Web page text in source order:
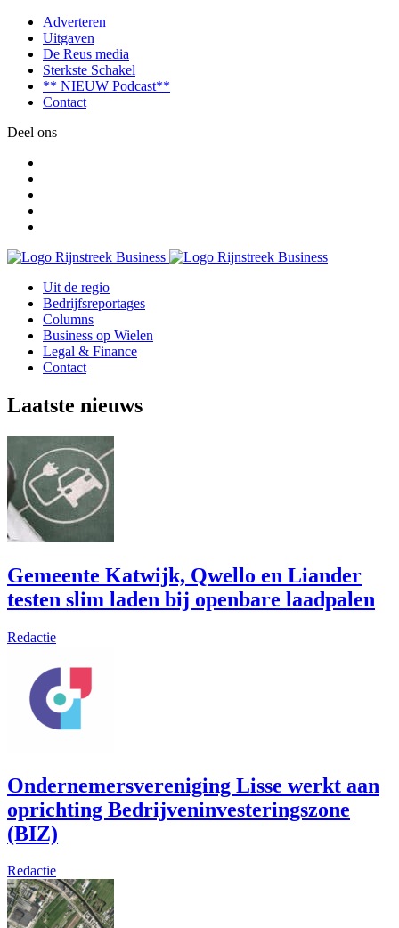
Adverteren
Uitgaven
De Reus media
Sterkste Schakel
** NIEUW Podcast**
Contact
Deel ons
Uit de regio
Bedrijfsreportages
Columns
Business op Wielen
Legal & Finance
Contact
Laatste nieuws
Gemeente Katwijk, Qwello en Liander
testen slim laden bij openbare laadpalen
Redactie
Ondernemersvereniging Lisse werkt aan
oprichting Bedrijveninvesteringszone
(BIZ)
Redactie